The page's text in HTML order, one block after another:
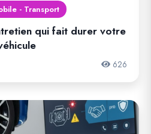
- Transport
qui fait durer votre
626